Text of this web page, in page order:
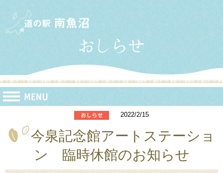
2022/2/15
今泉記念館アートステーショ
ン 臨時休館のお知らせ